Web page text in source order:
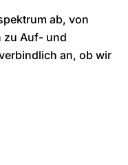
ab, von
zu Auf- und
an, ob wir